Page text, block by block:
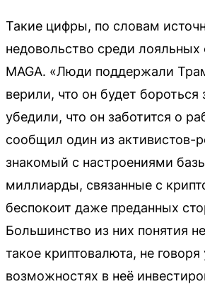
Такие цифры, по словам
недовольство среди лояльных
MAGA. «Люди поддержали
верили, что он будет бороться
убедили, что он заботится о
сообщил один из активистов-
знакомый с настроениями
миллиарды, связанные с
беспокоит даже преданных
Большинство из них понятия
такое криптовалюта, не
возможностях в неё